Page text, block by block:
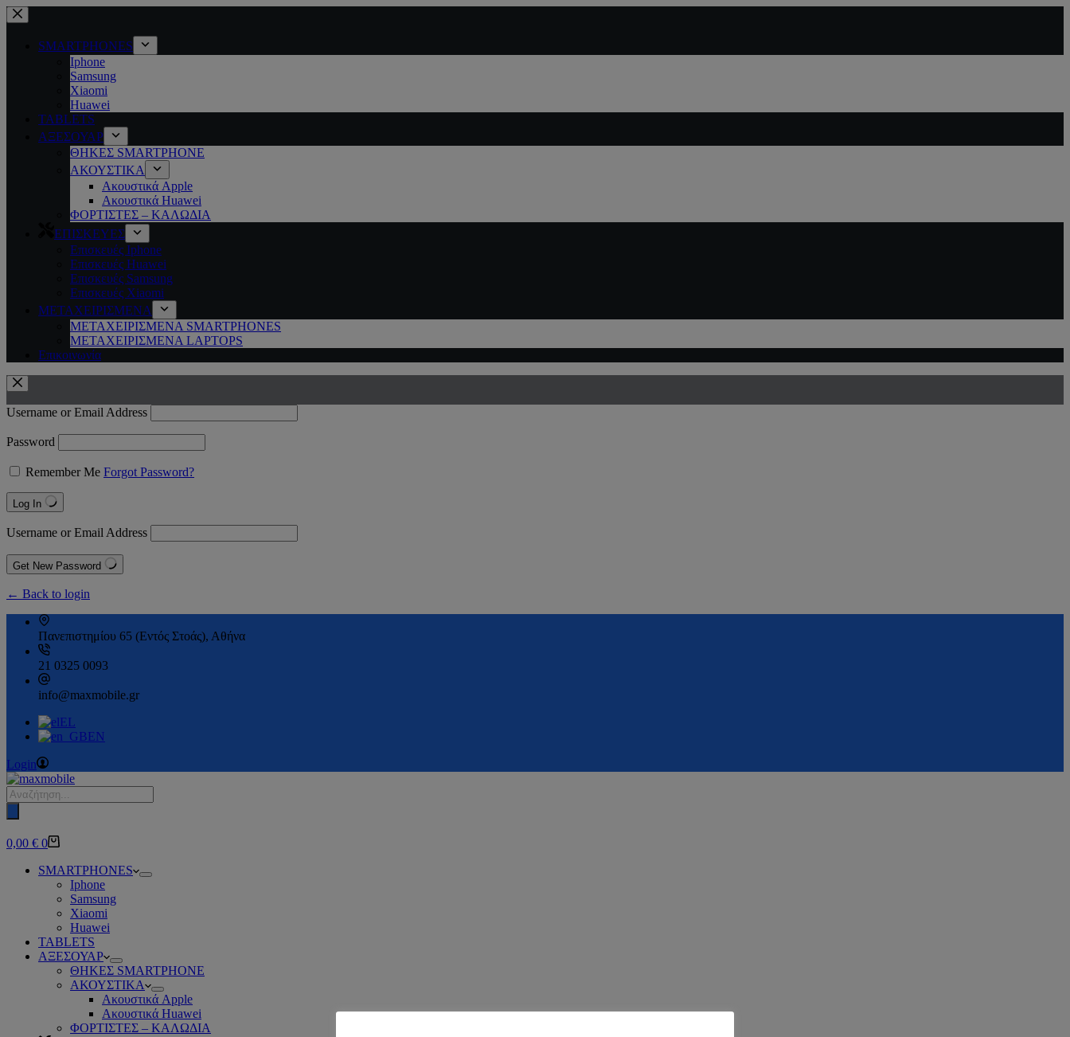
SMARTPHONES
Iphone
Samsung
Xiaomi
Huawei
TABLETS
ΑΞΕΣΟΥΑΡ
ΘΗΚΕΣ SMARTPHONE
ΑΚΟΥΣΤΙΚΑ
Ακουστικά Apple
Ακουστικά Huawei
ΦΟΡΤΙΣΤΕΣ – ΚΑΛΩΔΙΑ
ΕΠΙΣΚΕΥΕΣ
Επισκευές Iphone
Επισκευές Huawei
Επισκευές Samsung
Επισκευές Xiaomi
ΜΕΤΑΧΕΙΡΙΣΜΕΝΑ
ΜΕΤΑΧΕΙΡΙΣΜΕΝΑ SMARTPHONES
ΜΕΤΑΧΕΙΡΙΣΜΕΝΑ LAPTOPS
Επικοινωνία
Username or Email Address
Password
Remember Me Forgot Password?
Log In
Username or Email Address
Get New Password
← Back to login
Πανεπιστημίου 65 (Εντός Στοάς), Αθήνα
21 0325 0093
info@maxmobile.gr
EL
EN
Login
0,00 € 0
SMARTPHONES
Iphone
Samsung
Xiaomi
Huawei
TABLETS
ΑΞΕΣΟΥΑΡ
ΘΗΚΕΣ SMARTPHONE
ΑΚΟΥΣΤΙΚΑ
Ακουστικά Apple
Ακουστικά Huawei
ΦΟΡΤΙΣΤΕΣ – ΚΑΛΩΔΙΑ